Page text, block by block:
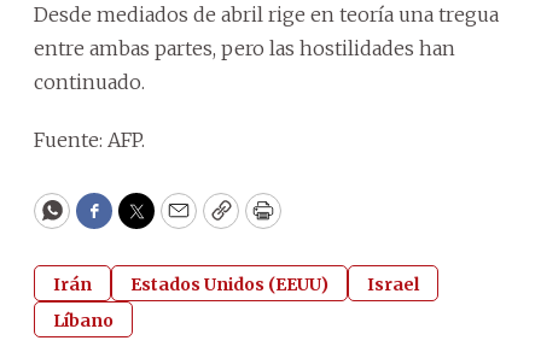
Desde mediados de abril rige en teoría una tregua
entre ambas partes, pero las hostilidades han
continuado.
Fuente: AFP.
WhatsApp
Facebook
Twitter
EmailCopyPrint
Irán Estados Unidos (EEUU)
Israel
Líbano